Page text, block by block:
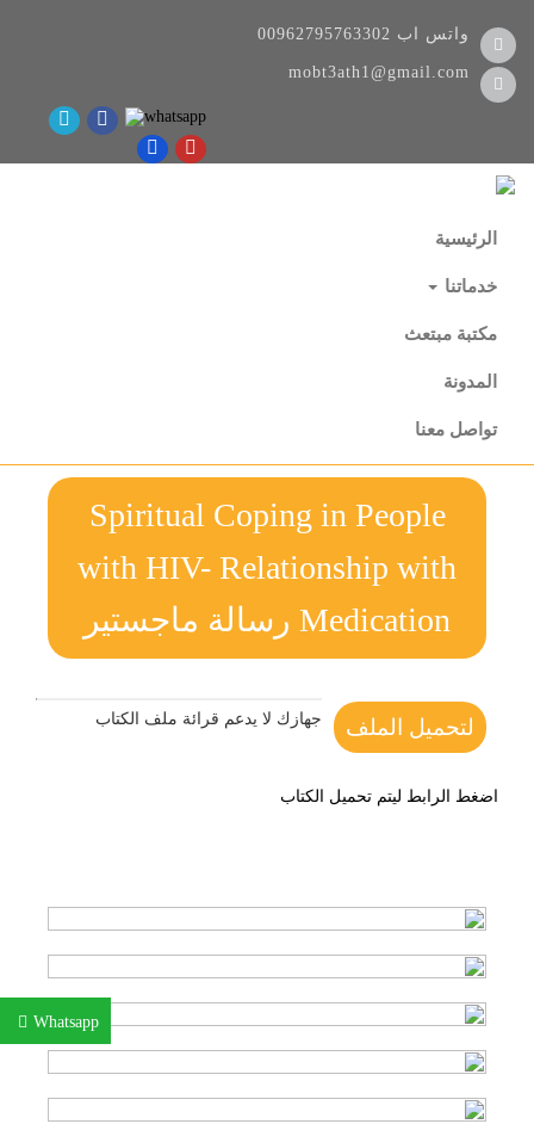
Whatsapp
00962795763302 واتس اب
mobt3ath1@gmail.com
الرئيسية
خدماتنا
مكتبة مبتعث
المدونة
تواصل معنا
Spiritual Coping in People
with HIV- Relationship with
Medication رسالة ماجستير
لتحميل الملف جهازك لا يدعم قرائة ملف الكتاب
اضغط الرابط ليتم تحميل الكتاب